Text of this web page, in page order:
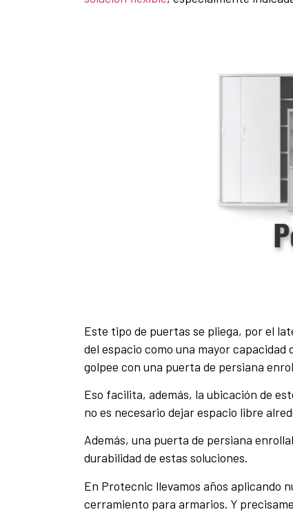
Este tipo de puertas se pliega, por el
del espacio como una mayor
golpee con una puerta de persiana
Eso facilita, además, la ubicación de
no es necesario dejar espacio libre
Además, una puerta de persiana
durabilidad de estas soluciones.
En Protecnic llevamos años aplicando
cerramiento para armarios. Y